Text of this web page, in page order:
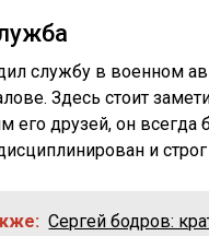
службу в военном
Здесь стоит
его друзей, он всегда
и строг
Сергей бодров: